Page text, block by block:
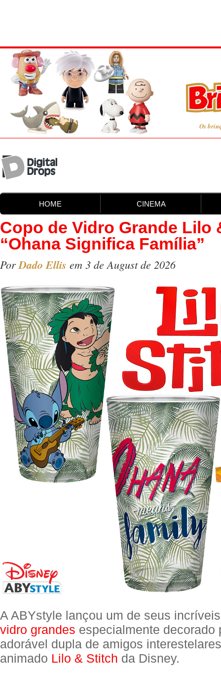
Os
HOME CINEMA
Copo de Vidro Grande Lilo
“Ohana Significa Família”
PorDado Ellis em 3 de August de 2026
A ABYstyle lançou um de seus
vidro grandes especialmente decorado
adorável dupla de amigos
animado Lilo & Stitch da Disney.